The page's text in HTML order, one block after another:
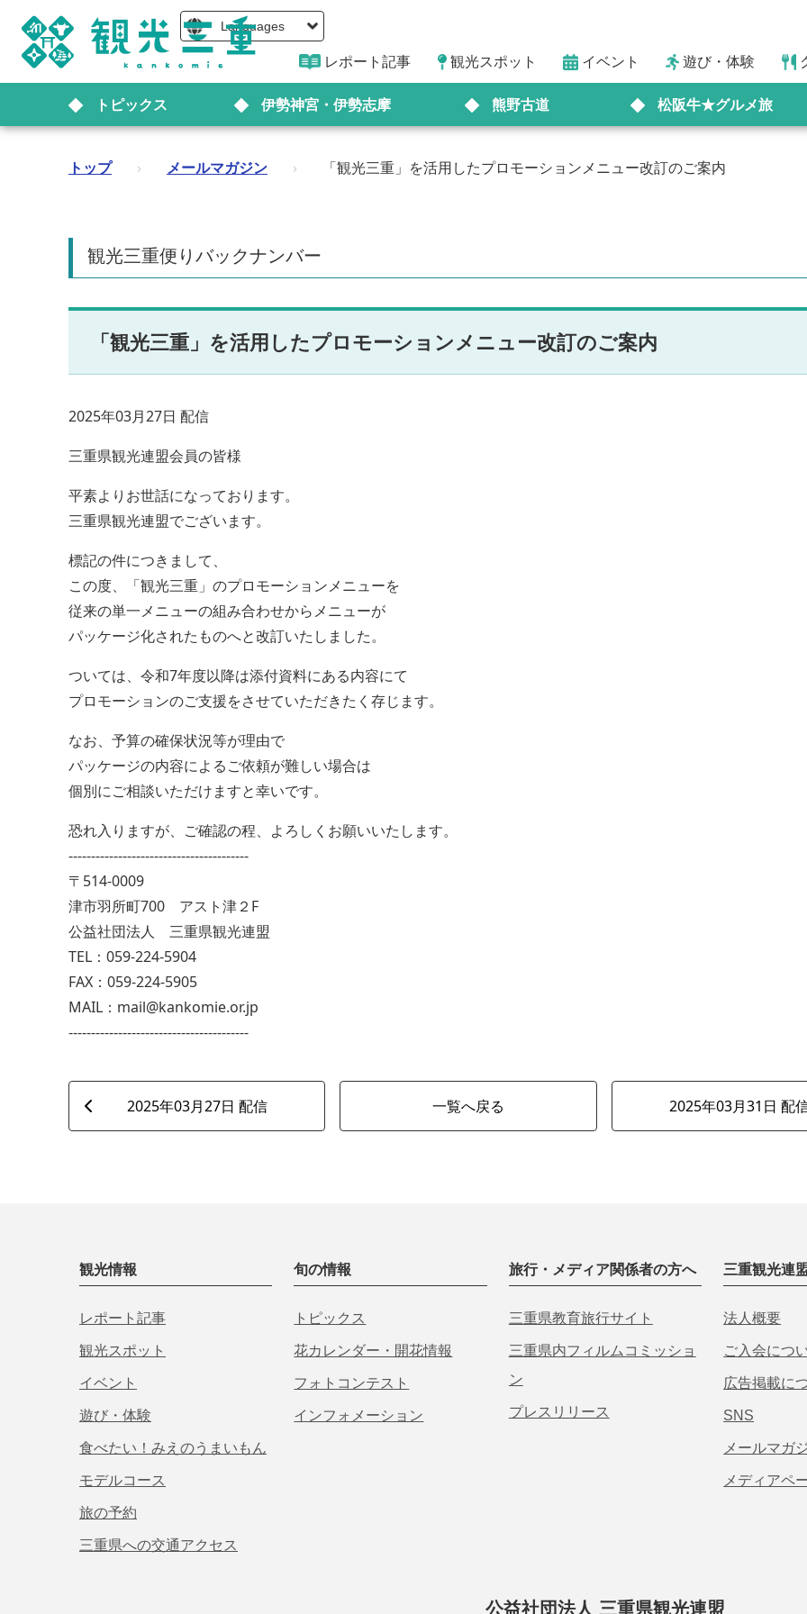
Languages
レポート記事 観光スポット イベント 遊び・体験
トピックス 伊勢神宮・伊勢志摩 熊野古道 松阪牛★グルメ旅
トップ › メールマガジン › 「観光三重」を活用したプロモーションメニュー改訂のご案内
観光三重便りバックナンバー
「観光三重」を活用したプロモーションメニュー改訂のご案内
2025年03月27日 配信
三重県観光連盟会員の皆様
平素よりお世話になっております。
三重県観光連盟でございます。
標記の件につきまして、
この度、「観光三重」のプロモーションメニューを
従来の単一メニューの組み合わせからメニューが
パッケージ化されたものへと改訂いたしました。
ついては、令和7年度以降は添付資料にある内容にて
プロモーションのご支援をさせていただきたく存じます。
なお、予算の確保状況等が理由で
パッケージの内容によるご依頼が難しい場合は
個別にご相談いただけますと幸いです。
恐れ入りますが、ご確認の程、よろしくお願いいたします。
----------------------------------------
〒514-0009
津市羽所町700 アスト津２F
公益社団法人 三重県観光連盟
TEL：059-224-5904
FAX：059-224-5905
MAIL：mail@kankomie.or.jp
----------------------------------------
2025年03月27日 配信 一覧へ戻る 2025年03月31日 配
観光情報
レポート記事
観光スポット
イベント
遊び・体験
食べたい！みえのうまいもん
モデルコース
旅の予約
三重県への交通アクセス
旬の情報
トピックス
花カレンダー・開花情報
フォトコンテスト
インフォメーション
旅行・メディア関係者の方へ
三重県教育旅行サイト
三重県内フィルムコミッショ
ン
プレスリリース
三重観光連
法人概要
ご入会につ
広告掲載に
SNS
メールマガ
メディアペ
公益社団法人 三重県観光連盟